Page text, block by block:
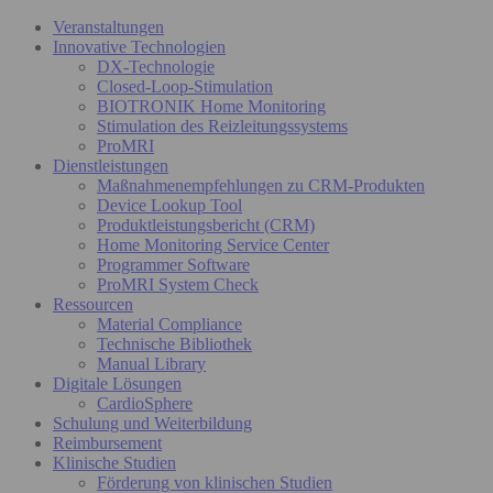
Veranstaltungen
Innovative Technologien
DX-Technologie
Closed-Loop-Stimulation
BIOTRONIK Home Monitoring
Stimulation des Reizleitungssystems
ProMRI
Dienstleistungen
Maßnahmenempfehlungen zu CRM-Produkten
Device Lookup Tool
Produktleistungsbericht (CRM)
Home Monitoring Service Center
Programmer Software
ProMRI System Check
Ressourcen
Material Compliance
Technische Bibliothek
Manual Library
Digitale Lösungen
CardioSphere
Schulung und Weiterbildung
Reimbursement
Klinische Studien
Förderung von klinischen Studien